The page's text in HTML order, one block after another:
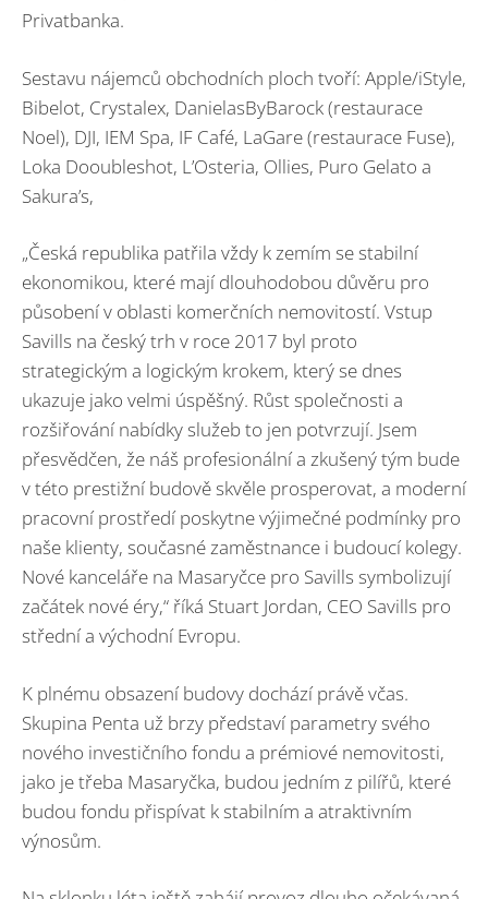
Privatbanka.
Sestavu nájemců obchodních ploch tvoří: Apple/iStyle,
Bibelot, Crystalex, DanielasByBarock (restaurace
Noel), DJI, IEM Spa, IF Café, LaGare (restaurace Fuse),
Loka Dooubleshot, L’Osteria, Ollies, Puro Gelato a
Sakura’s,
„Česká republika patřila vždy k zemím se stabilní
ekonomikou, které mají dlouhodobou důvěru pro
působení v oblasti komerčních nemovitostí. Vstup
Savills na český trh v roce 2017 byl proto
strategickým a logickým krokem, který se dnes
ukazuje jako velmi úspěšný. Růst společnosti a
rozšiřování nabídky služeb to jen potvrzují. Jsem
přesvědčen, že náš profesionální a zkušený tým bude
v této prestižní budově skvěle prosperovat, a moderní
pracovní prostředí poskytne výjimečné podmínky pro
naše klienty, současné zaměstnance i budoucí kolegy.
Nové kanceláře na Masaryčce pro Savills symbolizují
začátek nové éry,“ říká Stuart Jordan, CEO Savills pro
střední a východní Evropu.
K plnému obsazení budovy dochází právě včas.
Skupina Penta už brzy představí parametry svého
nového investičního fondu a prémiové nemovitosti,
jako je třeba Masaryčka, budou jedním z pilířů, které
budou fondu přispívat k stabilním a atraktivním
výnosům.